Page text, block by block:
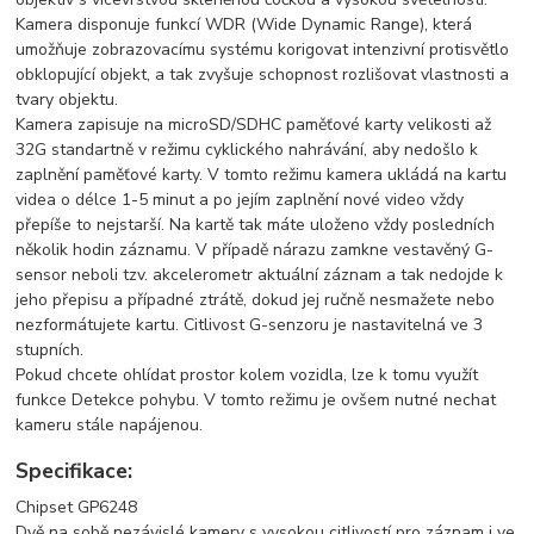
Kamera disponuje funkcí WDR (Wide Dynamic Range), která
umožňuje zobrazovacímu systému korigovat intenzivní protisvětlo
obklopující objekt, a tak zvyšuje schopnost rozlišovat vlastnosti a
tvary objektu.
Kamera zapisuje na microSD/SDHC paměťové karty velikosti až
32G standartně v režimu cyklického nahrávání, aby nedošlo k
zaplnění paměťové karty. V tomto režimu kamera ukládá na kartu
videa o délce 1-5 minut a po jejím zaplnění nové video vždy
přepíše to nejstarší. Na kartě tak máte uloženo vždy posledních
několik hodin záznamu. V případě nárazu zamkne vestavěný G-
sensor neboli tzv. akcelerometr aktuální záznam a tak nedojde k
jeho přepisu a případné ztrátě, dokud jej ručně nesmažete nebo
nezformátujete kartu. Citlivost G-senzoru je nastavitelná ve 3
stupních.
Pokud chcete ohlídat prostor kolem vozidla, lze k tomu využít
funkce Detekce pohybu. V tomto režimu je ovšem nutné nechat
kameru stále napájenou.
Specifikace:
Chipset GP6248